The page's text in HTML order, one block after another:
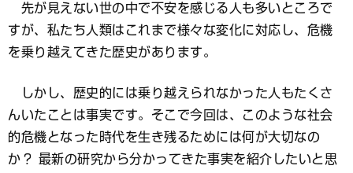
先が見えない世の中で不安を感じる人も多いところで
すが、私たち人類はこれまで様々な変化に対応し、危機
を乗り越えてきた歴史があります。
しかし、歴史的には乗り越えられなかった人もたくさ
んいたことは事実です。そこで今回は、このような社会
的危機となった時代を生き残るためには何が大切なの
か？ 最新の研究から分かってきた事実を紹介したいと思